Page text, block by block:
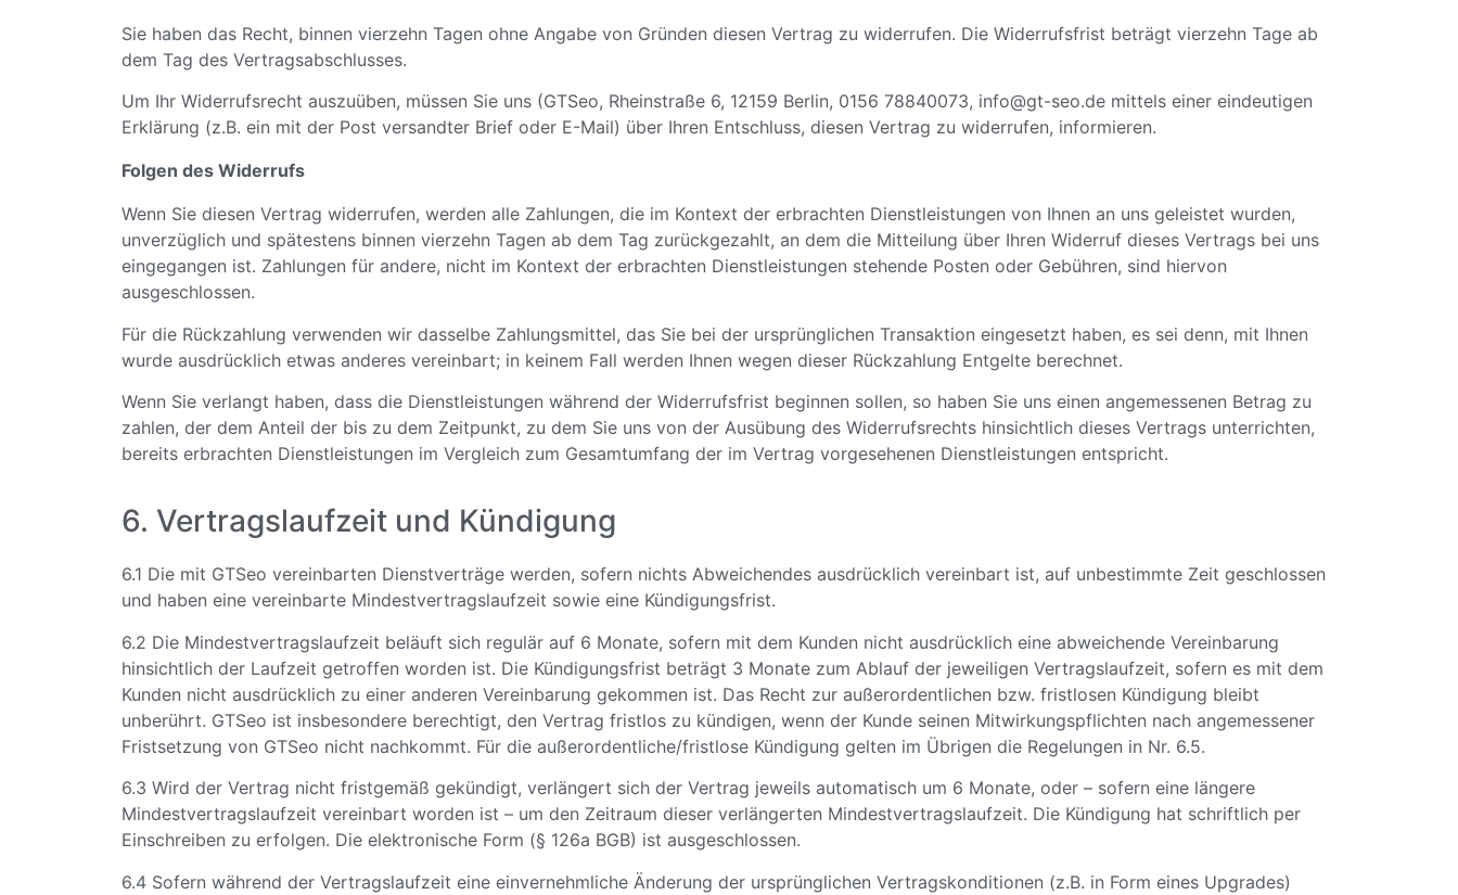
Sie haben das Recht, binnen vierzehn Tagen ohne Angabe von Gründen diesen Vertrag zu widerrufen. Die Widerrufsfrist beträgt vierzehn Tage ab
dem Tag des Vertragsabschlusses.
Um Ihr Widerrufsrecht auszuüben, müssen Sie uns (GTSeo, Rheinstraße 6, 12159 Berlin, 0156 78840073, info@gt-seo.de mittels einer eindeutigen
Erklärung (z.B. ein mit der Post versandter Brief oder E-Mail) über Ihren Entschluss, diesen Vertrag zu widerrufen, informieren.
Folgen des Widerrufs
Wenn Sie diesen Vertrag widerrufen, werden alle Zahlungen, die im Kontext der erbrachten Dienstleistungen von Ihnen an uns geleistet wurden,
unverzüglich und spätestens binnen vierzehn Tagen ab dem Tag zurückgezahlt, an dem die Mitteilung über Ihren Widerruf dieses Vertrags bei uns
eingegangen ist. Zahlungen für andere, nicht im Kontext der erbrachten Dienstleistungen stehende Posten oder Gebühren, sind hiervon
ausgeschlossen.
Für die Rückzahlung verwenden wir dasselbe Zahlungsmittel, das Sie bei der ursprünglichen Transaktion eingesetzt haben, es sei denn, mit Ihnen
wurde ausdrücklich etwas anderes vereinbart; in keinem Fall werden Ihnen wegen dieser Rückzahlung Entgelte berechnet.
Wenn Sie verlangt haben, dass die Dienstleistungen während der Widerrufsfrist beginnen sollen, so haben Sie uns einen angemessenen Betrag zu
zahlen, der dem Anteil der bis zu dem Zeitpunkt, zu dem Sie uns von der Ausübung des Widerrufsrechts hinsichtlich dieses Vertrags unterrichten,
bereits erbrachten Dienstleistungen im Vergleich zum Gesamtumfang der im Vertrag vorgesehenen Dienstleistungen entspricht.
6. Vertragslaufzeit und Kündigung
6.1 Die mit GTSeo vereinbarten Dienstverträge werden, sofern nichts Abweichendes ausdrücklich vereinbart ist, auf unbestimmte Zeit geschlossen
und haben eine vereinbarte Mindestvertragslaufzeit sowie eine Kündigungsfrist.
6.2 Die Mindestvertragslaufzeit beläuft sich regulär auf 6 Monate, sofern mit dem Kunden nicht ausdrücklich eine abweichende Vereinbarung
hinsichtlich der Laufzeit getroffen worden ist. Die Kündigungsfrist beträgt 3 Monate zum Ablauf der jeweiligen Vertragslaufzeit, sofern es mit dem
Kunden nicht ausdrücklich zu einer anderen Vereinbarung gekommen ist. Das Recht zur außerordentlichen bzw. fristlosen Kündigung bleibt
unberührt. GTSeo ist insbesondere berechtigt, den Vertrag fristlos zu kündigen, wenn der Kunde seinen Mitwirkungspflichten nach angemessener
Fristsetzung von GTSeo nicht nachkommt. Für die außerordentliche/fristlose Kündigung gelten im Übrigen die Regelungen in Nr. 6.5.
6.3 Wird der Vertrag nicht fristgemäß gekündigt, verlängert sich der Vertrag jeweils automatisch um 6 Monate, oder – sofern eine längere
Mindestvertragslaufzeit vereinbart worden ist – um den Zeitraum dieser verlängerten Mindestvertragslaufzeit. Die Kündigung hat schriftlich per
Einschreiben zu erfolgen. Die elektronische Form (§ 126a BGB) ist ausgeschlossen.
6.4 Sofern während der Vertragslaufzeit eine einvernehmliche Änderung der ursprünglichen Vertragskonditionen (z.B. in Form eines Upgrades)